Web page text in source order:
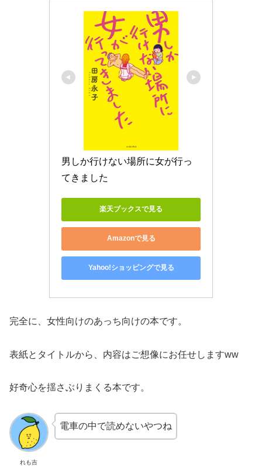
男しか行けない場所に女が行っ
てきました
楽天ブックスで見る
Amazonで見る
Yahoo!ショッピングで見る
完全に、女性向けのあっち向けの本です。
表紙とタイトルから、内容はご想像にお任せしますww
好奇心を揺さぶりまくる本です。
れも吉
電車の中で読めないやつね